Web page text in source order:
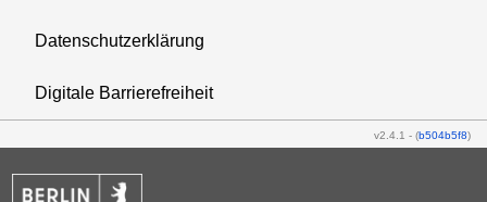
v2.4.1 -(b504b5f8)
Datenschutzerklärung
Digitale Barrierefreiheit